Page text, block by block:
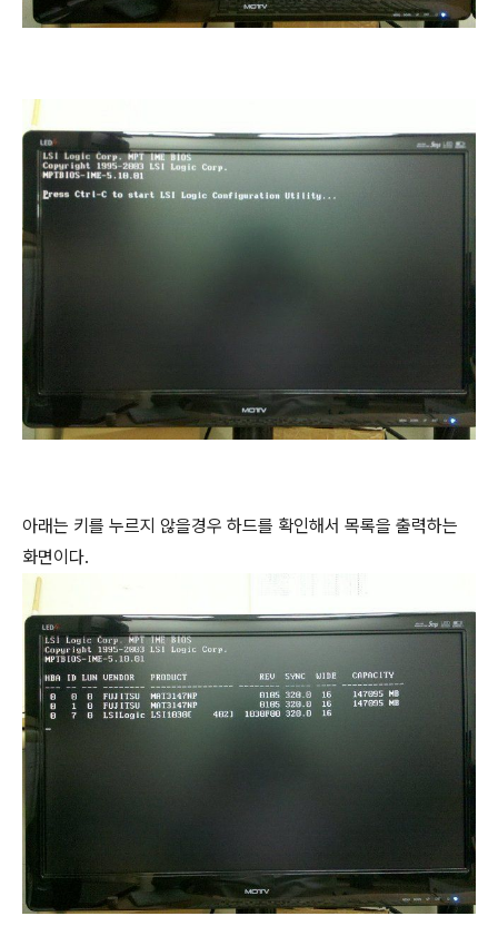
아래는 키를 누르지 않을경우 하드를 확인해서 목록을 출력하는
화면이다.